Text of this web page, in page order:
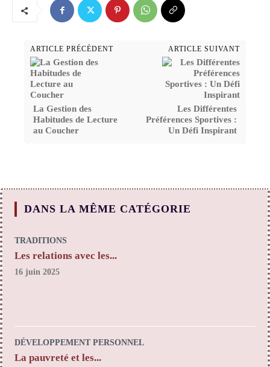
ARTICLE PRÉCÉDENT
La Gestion des
Habitudes de Lecture
au Coucher
ARTICLE SUIVANT
Les Différentes
Préférences Sportives :
Un Défi Inspirant
DANS LA MÊME CATÉGORIE
TRADITIONS
Les relations avec les...
16 juin 2025
DÉVELOPPEMENT PERSONNEL
La pauvreté et les...